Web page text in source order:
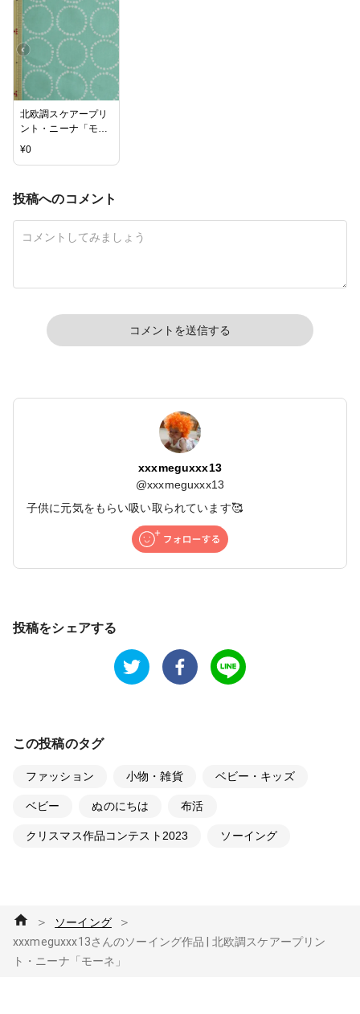
北欧調スケアープリ
ント・ニーナ「モー
ネ」
¥0
投稿へのコメント
コメントを送信する
xxxmeguxxx13
@xxxmeguxxx13
子供に元気をもらい吸い取られています🥰
投稿をシェアする
この投稿のタグ
ファッション 小物・雑貨 ベビー・キッズ
ベビー ぬのにちは 布活
クリスマス作品コンテスト2023 ソーイング
＞ ソーイング ＞
xxxmeguxxx13さんのソーイング作品 | 北欧調スケアープリン
ト・ニーナ「モーネ」